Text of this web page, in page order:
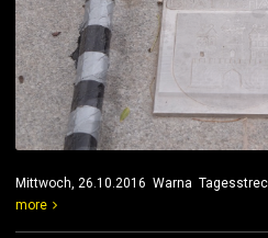
Mittwoch, 26.10.2016 Warna
more